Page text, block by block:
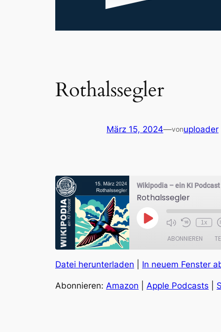
Rothalssegler
März 15, 2024—vonuploader
Wikipodia – ein KI Podcast
Rothalssegler
Play
Episode
1x
ABONNIEREN
Amazon
RSS FEED
TEILEN
LINK
Datei herunterladen In neuem Fenster
Abonnieren: Amazon Apple Podcasts